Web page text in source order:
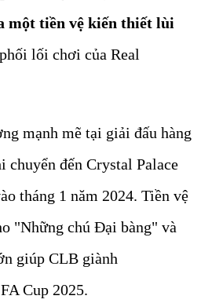
một tiền vệ kiến thiết lùi
lối chơi của Real
mạnh mẽ tại giải đấu hàng
chuyển đến Crystal Palace
tháng 1 năm 2024. Tiền vệ
"Những chú Đại bàng" và
giúp CLB giành
Cup 2025.